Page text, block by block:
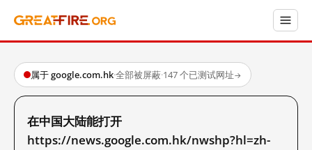
属于 google.com.hk·全部被屏蔽·147 个已测试网址→
在中国大陆能打开
https://news.google.com.hk/nwshp?hl=zh-